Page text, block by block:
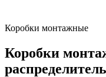
Коробки монтажные
Коробки